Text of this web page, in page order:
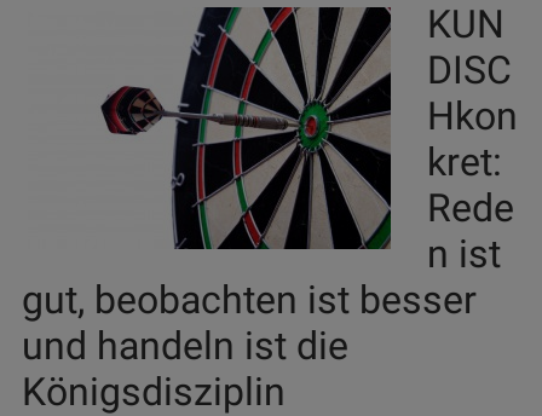
KUN
DISC
Hkon
kret:
Rede
n ist
gut, beobachten ist besser
und handeln ist die
Königsdisziplin